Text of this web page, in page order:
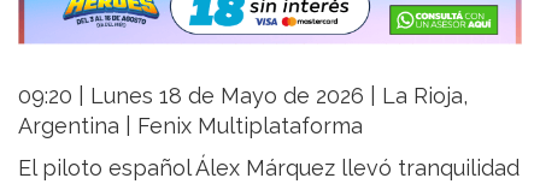
09:20 | Lunes 18 de Mayo de 2026 | La Rioja,
Argentina | Fenix Multiplataforma
El piloto español Álex Márquez llevó tranquilidad